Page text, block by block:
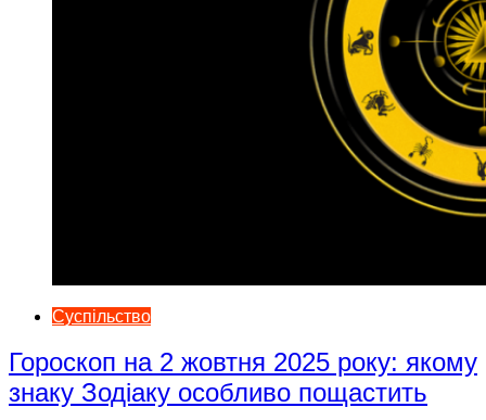
Суспільство
Гороскоп на 2 жовтня 2025 року: якому
знаку Зодіаку особливо пощастить